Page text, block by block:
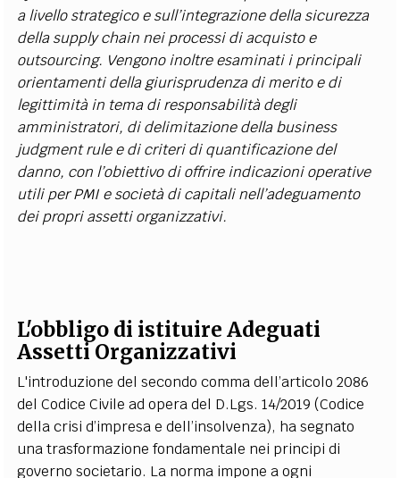
a livello strategico e sull’integrazione della sicurezza
della supply chain nei processi di acquisto e
outsourcing. Vengono inoltre esaminati i principali
orientamenti della giurisprudenza di merito e di
legittimità in tema di responsabilità degli
amministratori, di delimitazione della business
judgment rule e di criteri di quantificazione del
danno, con l’obiettivo di offrire indicazioni operative
utili per PMI e società di capitali nell’adeguamento
dei propri assetti organizzativi.
L'obbligo di istituire Adeguati
Assetti Organizzativi
L'introduzione del secondo comma dell’articolo 2086
del Codice Civile ad opera del D.Lgs. 14/2019 (Codice
della crisi d’impresa e dell’insolvenza), ha segnato
una trasformazione fondamentale nei principi di
governo societario. La norma impone a ogni